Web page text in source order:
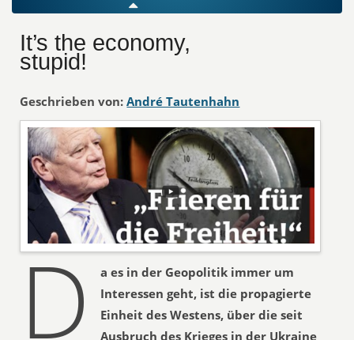
It’s the economy,
stupid!
Geschrieben von: André Tautenhahn
D
a es in der Geopolitik immer um
Interessen geht, ist die propagierte
Einheit des Westens, über die seit
Ausbruch des Krieges in der Ukraine